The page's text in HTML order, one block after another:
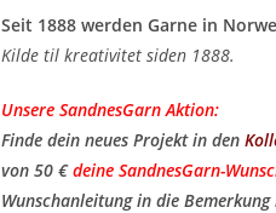
Seit 1888 werden Garne in
Kilde til kreativitet siden 1888.
Unsere SandnesGarn Aktion:
Finde dein neues Projekt in den
von 50 €deine SandnesGarn-
Wunschanleitung in die Bemerkung